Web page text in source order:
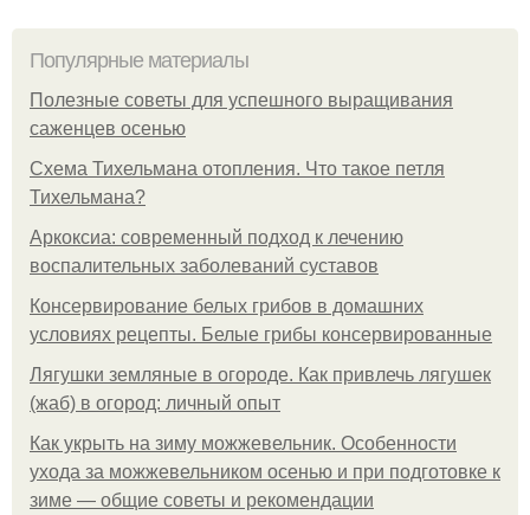
Популярные материалы
Полезные советы для успешного выращивания
саженцев осенью
Схема Тихельмана отопления. Что такое петля
Тихельмана?
Аркоксиа: современный подход к лечению
воспалительных заболеваний суставов
Консервирование белых грибов в домашних
условиях рецепты. Белые грибы консервированные
Лягушки земляные в огороде. Как привлечь лягушек
(жаб) в огород: личный опыт
Как укрыть на зиму можжевельник. Особенности
ухода за можжевельником осенью и при подготовке к
зиме — общие советы и рекомендации